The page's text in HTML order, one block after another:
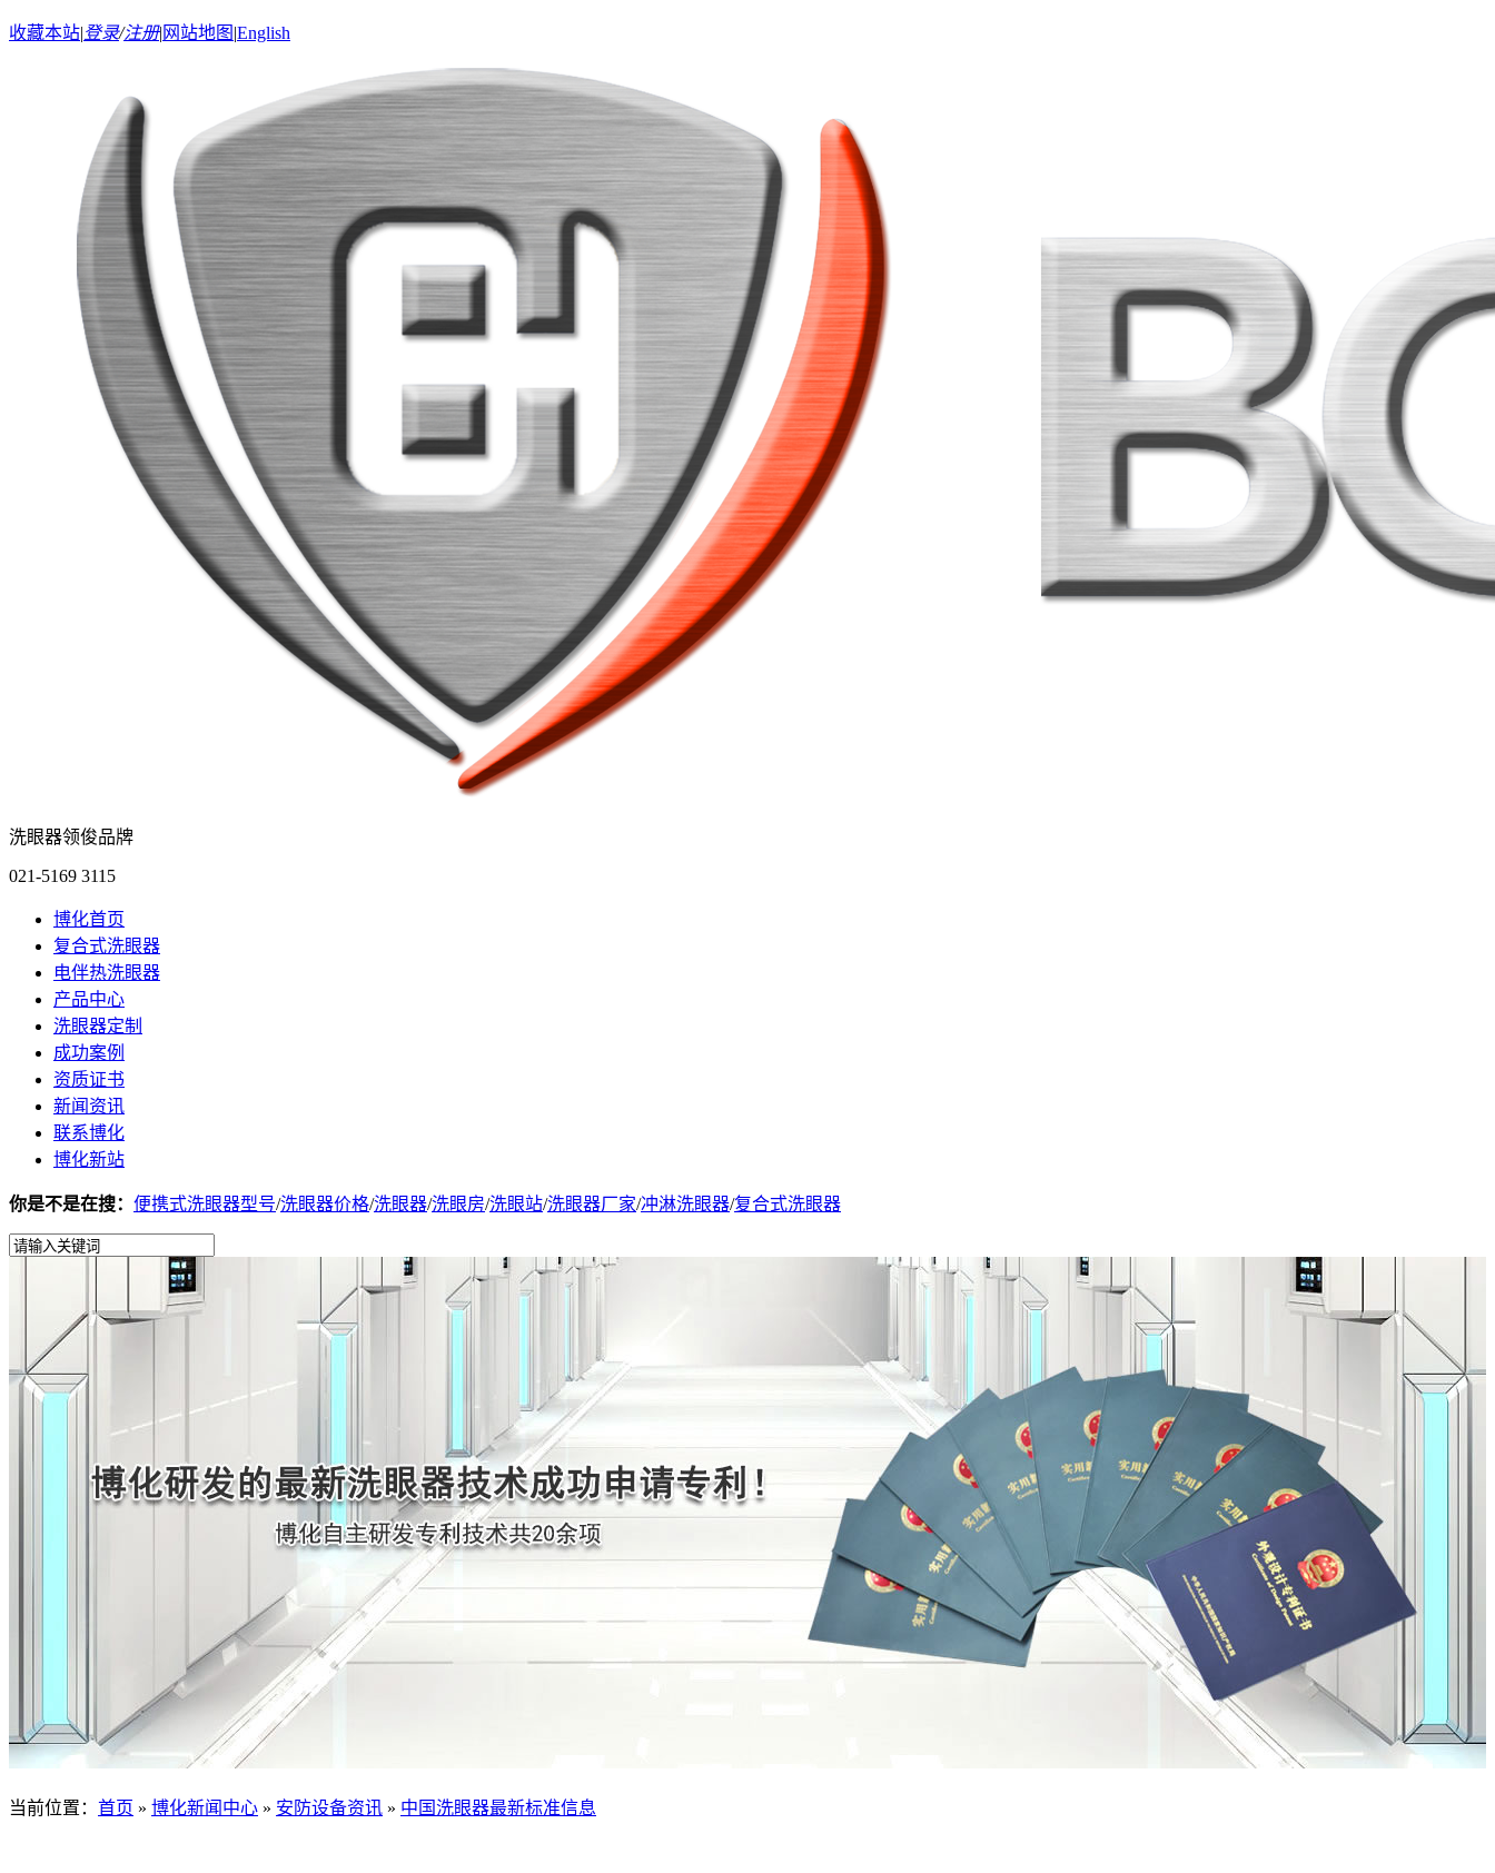
收藏本站|登录/注册| 网站地图 |English
洗眼器领俊品牌
021-5169 3115
博化首页
复合式洗眼器
电伴热洗眼器
产品中心
洗眼器定制
成功案例
资质证书
新闻资讯
联系博化
博化新站
你是不是在搜： 便携式洗眼器型号/洗眼器价格/洗眼器/洗眼房/洗眼站/洗眼器厂家/冲淋洗眼器/复合式洗眼器
当前位置 ： 首页 » 博化新闻中心 » 安防设备资讯 » 中国洗眼器最新标准信息